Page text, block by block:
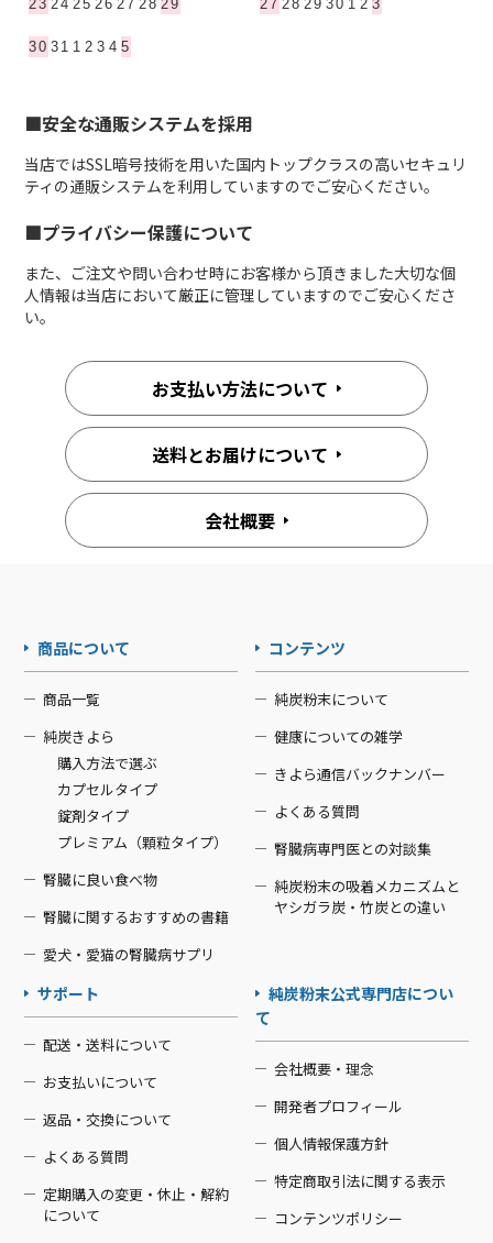
■安全な通販システムを採用
当店ではSSL暗号技術を用いた国内トップクラスの高いセキュリ
ティの通販システムを利用していますのでご安心ください。
■プライバシー保護について
また、ご注文や問い合わせ時にお客様から頂きました大切な個
人情報は当店において厳正に管理していますのでご安心くださ
い。
お支払い方法について
送料とお届けについて
会社概要
商品について
商品一覧
純炭きよら
購入方法で選ぶ
カプセルタイプ
錠剤タイプ
プレミアム（顆粒タイプ）
腎臓に良い食べ物
腎臓に関するおすすめの書籍
愛犬・愛猫の腎臓病サプリ
コンテンツ
純炭粉末について
健康についての雑学
きよら通信バックナンバー
よくある質問
腎臓病専門医との対談集
純炭粉末の吸着メカニズムと
ヤシガラ炭・竹炭との違い
サポート
配送・送料について
お支払いについて
返品・交換について
よくある質問
定期購入の変更・休止・解約
について
純炭粉末公式専門店につい
て
会社概要・理念
開発者プロフィール
個人情報保護方針
特定商取引法に関する表示
コンテンツポリシー